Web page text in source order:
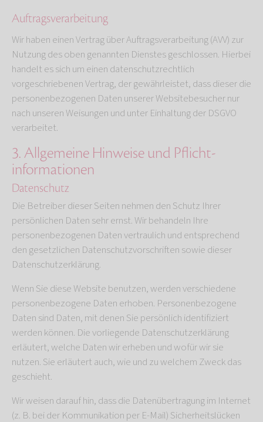
Auftragsverarbeitung
Wir haben einen Vertrag über Auftragsverarbeitung (AVV) zur
Nutzung des oben genannten Dienstes geschlossen. Hierbei
handelt es sich um einen datenschutzrechtlich
vorgeschriebenen Vertrag, der gewährleistet, dass dieser die
personenbezogenen Daten unserer Websitebesucher nur
nach unseren Weisungen und unter Einhaltung der DSGVO
verarbeitet.
3. Allgemeine Hinweise und Pflicht­
informationen
Datenschutz
Die Betreiber dieser Seiten nehmen den Schutz Ihrer
persönlichen Daten sehr ernst. Wir behandeln Ihre
personenbezogenen Daten vertraulich und entsprechend
den gesetzlichen Datenschutzvorschriften sowie dieser
Datenschutzerklärung.
Wenn Sie diese Website benutzen, werden verschiedene
personenbezogene Daten erhoben. Personenbezogene
Daten sind Daten, mit denen Sie persönlich identifiziert
werden können. Die vorliegende Datenschutzerklärung
erläutert, welche Daten wir erheben und wofür wir sie
nutzen. Sie erläutert auch, wie und zu welchem Zweck das
geschieht.
Wir weisen darauf hin, dass die Datenübertragung im Internet
(z. B. bei der Kommunikation per E-Mail) Sicherheitslücken